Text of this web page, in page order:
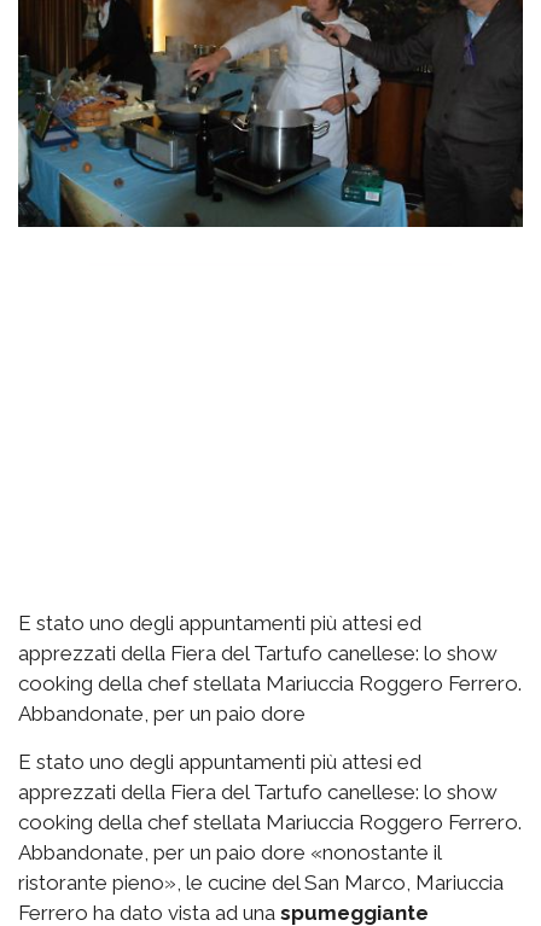
E stato uno degli appuntamenti più attesi ed
apprezzati della Fiera del Tartufo canellese: lo show
cooking della chef stellata Mariuccia Roggero Ferrero.
Abbandonate, per un paio dore
E stato uno degli appuntamenti più attesi ed
apprezzati della Fiera del Tartufo canellese: lo show
cooking della chef stellata Mariuccia Roggero Ferrero.
Abbandonate, per un paio dore «nonostante il
ristorante pieno», le cucine del San Marco, Mariuccia
Ferrero ha dato vista ad una spumeggiante